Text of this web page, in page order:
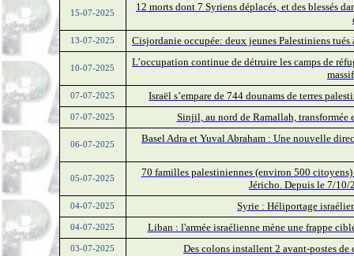
15-07-2025
12 morts dont 7 Syriens déplacés, et des blessés
13-07-2025 Cisjordanie occupée: deux jeunes Palestiniens
10-07-2025
L’occupation continue de détruire les camps de
07-07-2025 Israël s’empare de 744 dounams de terres
07-07-2025 Sinjil, au nord de Ramallah,
06-07-2025
Basel Adra et Yuval Abraham : Une nouvelle
05-07-2025
70 familles palestiniennes (environ 500
Jéricho. Depuis le 7/10/
04-07-2025 Syrie : Héliportage
04-07-2025 Liban : l'armée israélienne mène une frappe
03-07-2025 Des colons installent 2 avant-postes de